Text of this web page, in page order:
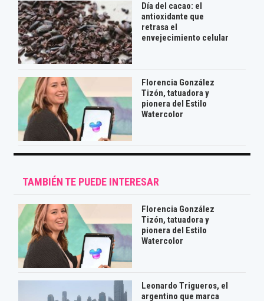
Día del cacao: el
antioxidante que
retrasa el
envejecimiento celular
Florencia González
Tizón, tatuadora y
pionera del Estilo
Watercolor
TAMBIÉN TE PUEDE INTERESAR
Florencia González
Tizón, tatuadora y
pionera del Estilo
Watercolor
Leonardo Trigueros, el
argentino que marca